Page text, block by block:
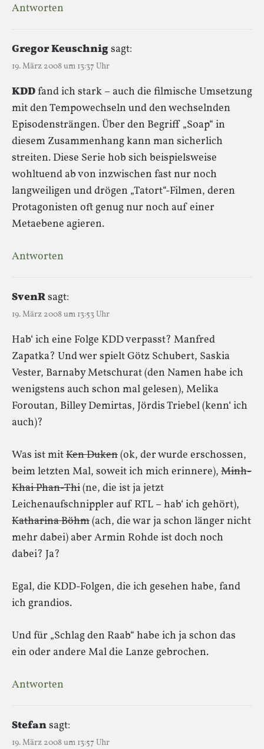
Antworten
Gregor Keuschnigsagt:
19. März 2008 um 13:37 Uhr
KDDfand ich stark – auch die filmische Umsetzung
mit den Tempowechseln und den wechselnden
Episodensträngen. Über den Begriff „Soap“ in
diesem Zusammenhang kann man sicherlich
streiten. Diese Serie hob sich beispielsweise
wohltuend ab von inzwischen fast nur noch
langweiligen und drögen „Tatort“-Filmen, deren
Protagonisten oft genug nur noch auf einer
Metaebene agieren.
Antworten
SvenRsagt:
19. März 2008 um 13:53 Uhr
Hab‘ ich eine Folge KDD verpasst? Manfred
Zapatka? Und wer spielt Götz Schubert, Saskia
Vester, Barnaby Metschurat (den Namen habe ich
wenigstens auch schon mal gelesen), Melika
Foroutan, Billey Demirtas, Jördis Triebel (kenn‘ ich
auch)?
Was ist mitKen Duken(ok, der wurde erschossen,
beim letzten Mal, soweit ich mich erinnere), Minh-
Khai Phan-Thi(ne, die ist ja jetzt
Leichenaufschnippler auf RTL – hab‘ ich gehört),
Katharina Böhm(ach, die war ja schon länger nicht
mehr dabei) aber Armin Rohde ist doch noch
dabei? Ja?
Egal, die KDD-Folgen, die ich gesehen habe, fand
ich grandios.
Und für „Schlag den Raab“ habe ich ja schon das
ein oder andere Mal die Lanze gebrochen.
Antworten
Stefansagt:
19. März 2008 um 13:57 Uhr